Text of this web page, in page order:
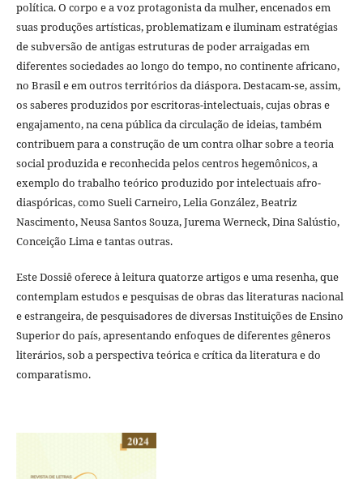
política. O corpo e a voz protagonista da mulher, encenados em
suas produções artísticas, problematizam e iluminam estratégias
de subversão de antigas estruturas de poder arraigadas em
diferentes sociedades ao longo do tempo, no continente africano,
no Brasil e em outros territórios da diáspora. Destacam-se, assim,
os saberes produzidos por escritoras-intelectuais, cujas obras e
engajamento, na cena pública da circulação de ideias, também
contribuem para a construção de um contra olhar sobre a teoria
social produzida e reconhecida pelos centros hegemônicos, a
exemplo do trabalho teórico produzido por intelectuais afro-
diaspóricas, como Sueli Carneiro, Lelia González, Beatriz
Nascimento, Neusa Santos Souza, Jurema Werneck, Dina Salústio,
Conceição Lima e tantas outras.
Este Dossiê oferece à leitura quatorze artigos e uma resenha, que
contemplam estudos e pesquisas de obras das literaturas nacional
e estrangeira, de pesquisadores de diversas Instituições de Ensino
Superior do país, apresentando enfoques de diferentes gêneros
literários, sob a perspectiva teórica e crítica da literatura e do
comparatismo.